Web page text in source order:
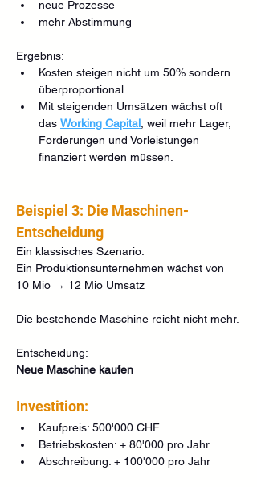
neue Prozesse
mehr Abstimmung
Ergebnis:
Kosten steigen nicht um 50% sondern
überproportional
Mit steigenden Umsätzen wächst oft
das Working Capital , weil mehr Lager,
Forderungen und Vorleistungen
finanziert werden müssen.
Beispiel 3: Die Maschinen-
Entscheidung
Ein klassisches Szenario:
Ein Produktionsunternehmen wächst von
10 Mio → 12 Mio Umsatz
Die bestehende Maschine reicht nicht mehr.
Entscheidung:
Neue Maschine kaufen
Investition:
Kaufpreis: 500'000 CHF
Betriebskosten: + 80'000 pro Jahr
Abschreibung: + 100'000 pro Jahr